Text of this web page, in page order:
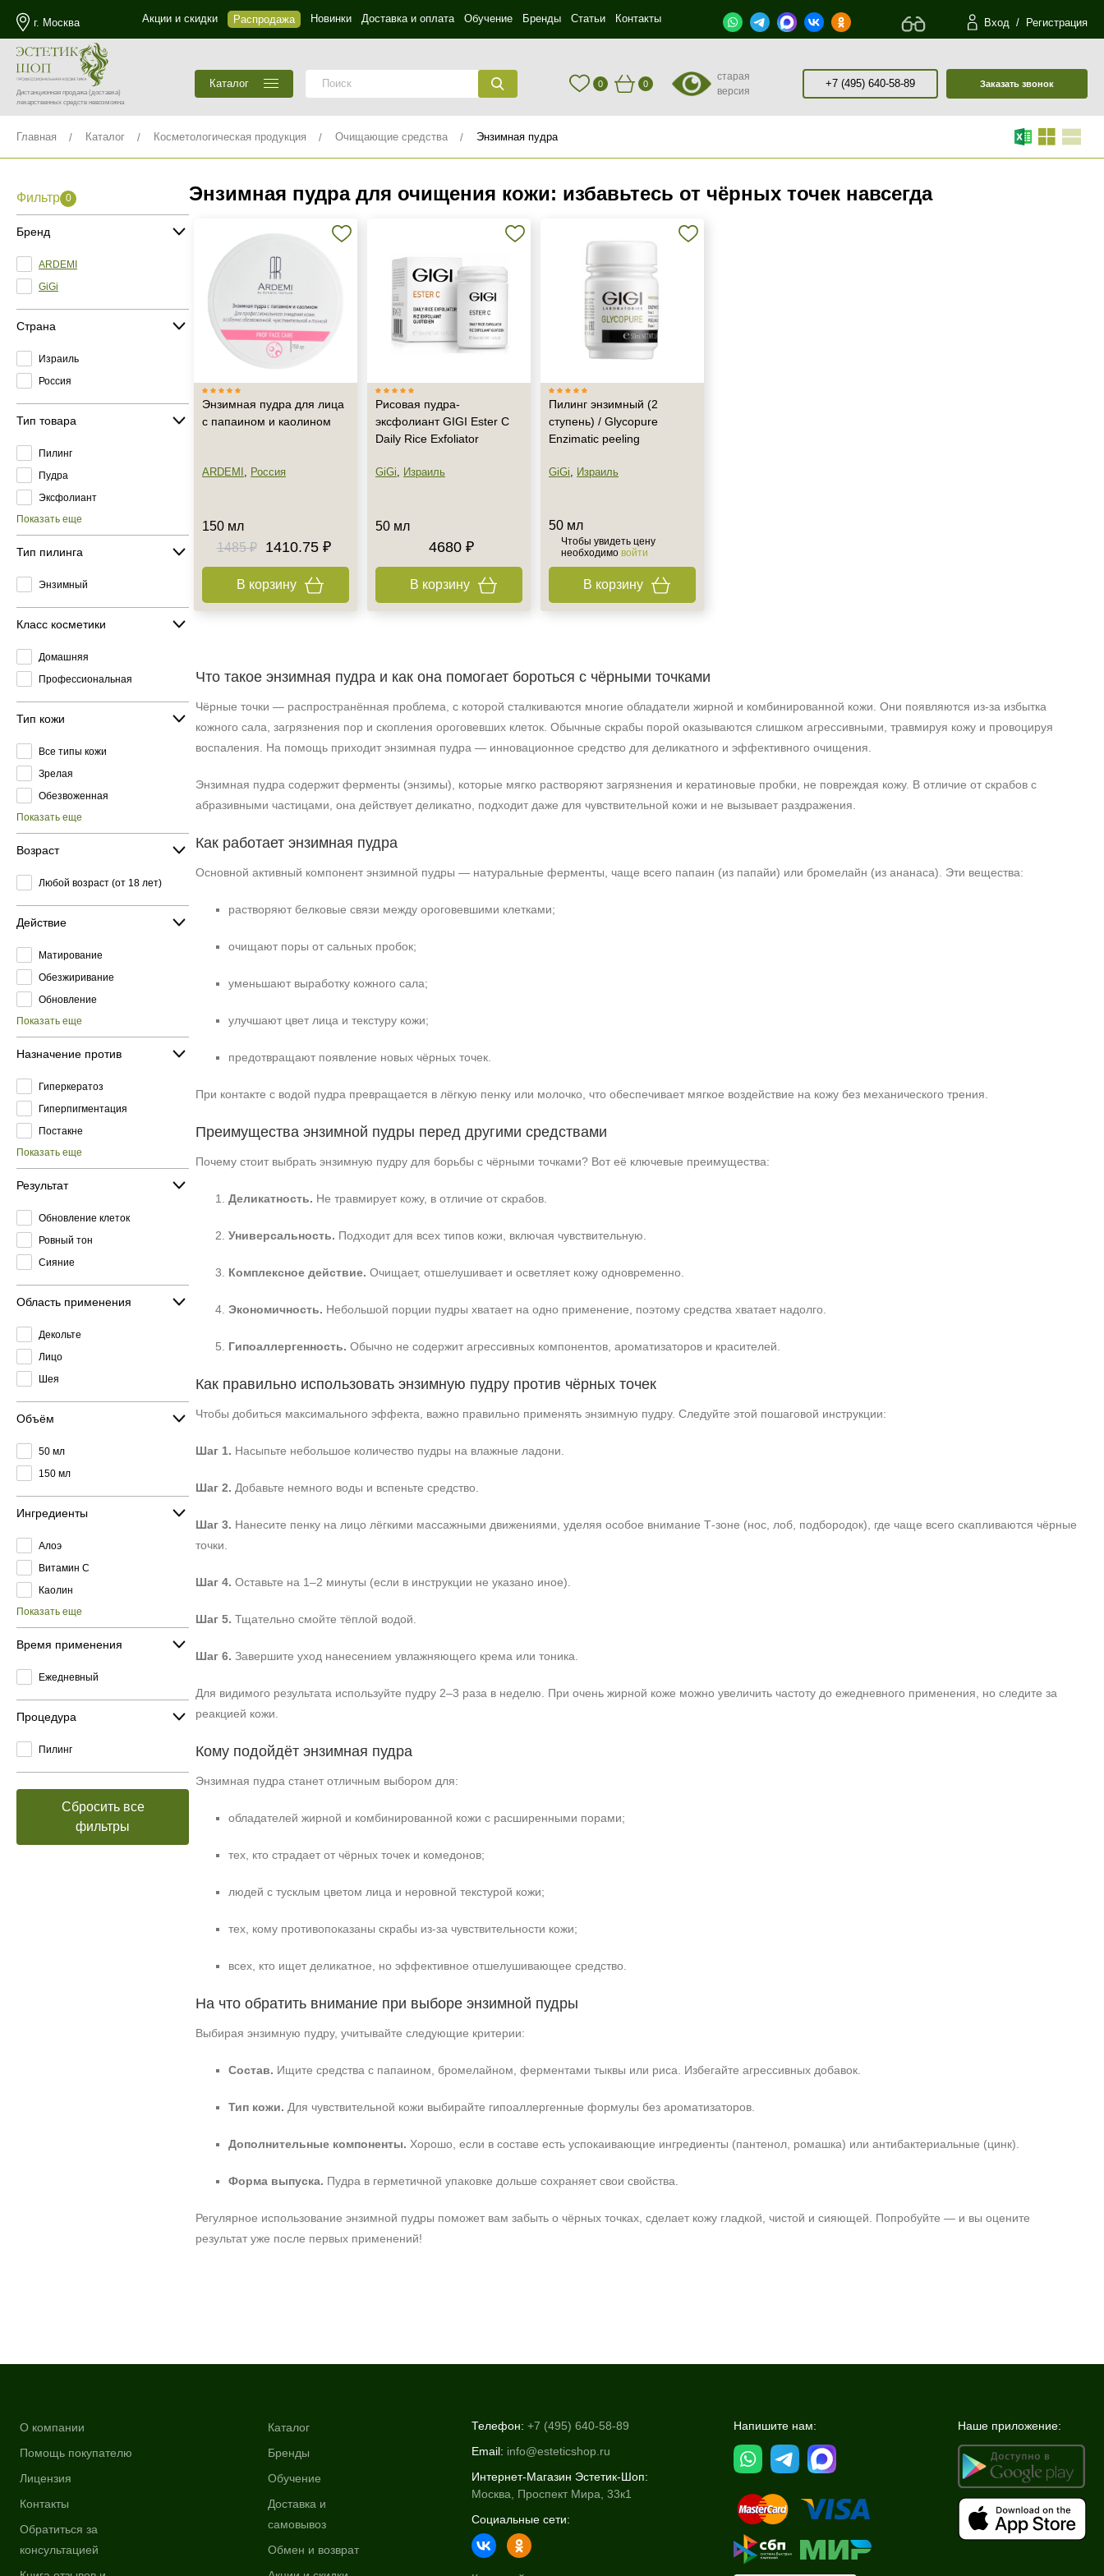
г. Москва Акции и скидки Распродажа Новинки Доставка и оплата Обучение Бренды Статьи Контакты Вход / Регистрация
Дистанционная продажа(доставка)
лекарственных средств невозможна
Каталог 0 0
старая
версия
+7 (495) 640-58-89 Заказать звонок
Главная Каталог Косметологическая продукция Очищающие средства Энзимная пудра
Фильтр 0
Бренд
ARDEMI
GiGi
Страна
Израиль
Россия
Тип товара
Пилинг
Пудра
Эксфолиант
Показать еще
Тип пилинга
Энзимный
Класс косметики
Домашняя
Профессиональная
Тип кожи
Все типы кожи
Зрелая
Обезвоженная
Показать еще
Возраст
Любой возраст (от 18 лет)
Действие
Матирование
Обезжиривание
Обновление
Показать еще
Назначение против
Гиперкератоз
Гиперпигментация
Постакне
Показать еще
Результат
Обновление клеток
Ровный тон
Сияние
Область применения
Декольте
Лицо
Шея
Объём
50 мл
150 мл
Ингредиенты
Алоэ
Витамин C
Каолин
Показать еще
Время применения
Ежедневный
Процедура
Пилинг
Сбросить все
фильтры
Энзимная пудра для очищения кожи: избавьтесь от чёрных точек навсегда
Энзимная пудра для лица
с папаином и каолином
ARDEMI , Россия
150 мл
1485 ₽
1410.75 ₽
В корзину
Рисовая пудра-
эксфолиант GIGI Ester C
Daily Rice Exfoliator
GiGi, Израиль
50 мл
4680 ₽
В корзину
Пилинг энзимный (2
ступень) / Glycopure
Enzimatic peeling
GiGi, Израиль
50 мл
Чтобы увидеть цену
необходимо войти
В корзину
Что такое энзимная пудра и как она помогает бороться с чёрными точками
Чёрные точки — распространённая проблема, с которой сталкиваются многие обладатели жирной и комбинированной кожи. Они появляются из‑за избытка
кожного сала, загрязнения пор и скопления ороговевших клеток. Обычные скрабы порой оказываются слишком агрессивными, травмируя кожу и провоцируя
воспаления. На помощь приходит энзимная пудра — инновационное средство для деликатного и эффективного очищения.
Энзимная пудра содержит ферменты (энзимы), которые мягко растворяют загрязнения и кератиновые пробки, не повреждая кожу. В отличие от скрабов с
абразивными частицами, она действует деликатно, подходит даже для чувствительной кожи и не вызывает раздражения.
Как работает энзимная пудра
Основной активный компонент энзимной пудры — натуральные ферменты, чаще всего папаин (из папайи) или бромелайн (из ананаса). Эти вещества:
растворяют белковые связи между ороговевшими клетками;
очищают поры от сальных пробок;
уменьшают выработку кожного сала;
улучшают цвет лица и текстуру кожи;
предотвращают появление новых чёрных точек.
При контакте с водой пудра превращается в лёгкую пенку или молочко, что обеспечивает мягкое воздействие на кожу без механического трения.
Преимущества энзимной пудры перед другими средствами
Почему стоит выбрать энзимную пудру для борьбы с чёрными точками? Вот её ключевые преимущества:
Деликатность. Не травмирует кожу, в отличие от скрабов.
Универсальность. Подходит для всех типов кожи, включая чувствительную.
Комплексное действие. Очищает, отшелушивает и осветляет кожу одновременно.
Экономичность. Небольшой порции пудры хватает на одно применение, поэтому средства хватает надолго.
Гипоаллергенность. Обычно не содержит агрессивных компонентов, ароматизаторов и красителей.
Как правильно использовать энзимную пудру против чёрных точек
Чтобы добиться максимального эффекта, важно правильно применять энзимную пудру. Следуйте этой пошаговой инструкции:
Шаг 1. Насыпьте небольшое количество пудры на влажные ладони.
Шаг 2. Добавьте немного воды и вспеньте средство.
Шаг 3. Нанесите пенку на лицо лёгкими массажными движениями, уделяя особое внимание Т‑зоне (нос, лоб, подбородок), где чаще всего скапливаются чёрные
точки.
Шаг 4. Оставьте на 1–2 минуты (если в инструкции не указано иное).
Шаг 5. Тщательно смойте тёплой водой.
Шаг 6. Завершите уход нанесением увлажняющего крема или тоника.
Для видимого результата используйте пудру 2–3 раза в неделю. При очень жирной коже можно увеличить частоту до ежедневного применения, но следите за
реакцией кожи.
Кому подойдёт энзимная пудра
Энзимная пудра станет отличным выбором для:
обладателей жирной и комбинированной кожи с расширенными порами;
тех, кто страдает от чёрных точек и комедонов;
людей с тусклым цветом лица и неровной текстурой кожи;
тех, кому противопоказаны скрабы из‑за чувствительности кожи;
всех, кто ищет деликатное, но эффективное отшелушивающее средство.
На что обратить внимание при выборе энзимной пудры
Выбирая энзимную пудру, учитывайте следующие критерии:
Состав. Ищите средства с папаином, бромелайном, ферментами тыквы или риса. Избегайте агрессивных добавок.
Тип кожи. Для чувствительной кожи выбирайте гипоаллергенные формулы без ароматизаторов.
Дополнительные компоненты. Хорошо, если в составе есть успокаивающие ингредиенты (пантенол, ромашка) или антибактериальные (цинк).
Форма выпуска. Пудра в герметичной упаковке дольше сохраняет свои свойства.
Регулярное использование энзимной пудры поможет вам забыть о чёрных точках, сделает кожу гладкой, чистой и сияющей. Попробуйте — и вы оцените
результат уже после первых применений!
О компании
Помощь покупателю
Лицензия
Контакты
Обратиться за
консультацией
Каталог
Бренды
Обучение
Доставка и
самовывоз
Обмен и возврат
Телефон: +7 (495) 640-58-89
Email: info@esteticshop.ru
Интернет-Магазин Эстетик-Шоп:
Москва, Проспект Мира, 33к1
Социальные сети:
Напишите нам: Наше приложение: